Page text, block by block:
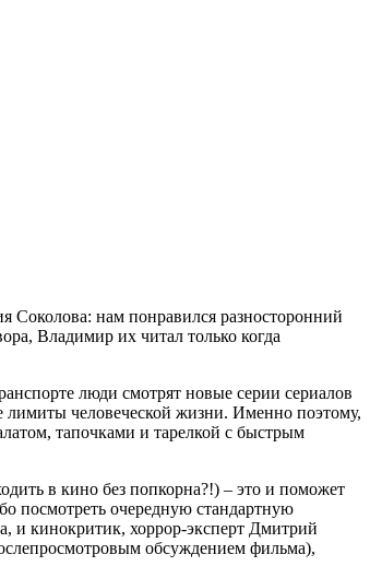
нам понравился разносторонний
Владимир их читал только когда
люди смотрят новые серии сериалов
человеческой жизни. Именно поэтому,
тапочками и тарелкой с быстрым
в кино без попкорна?!) – это и поможет
посмотреть очередную стандартную
и кинокритик, хоррор-эксперт Дмитрий
обсуждением фильма),